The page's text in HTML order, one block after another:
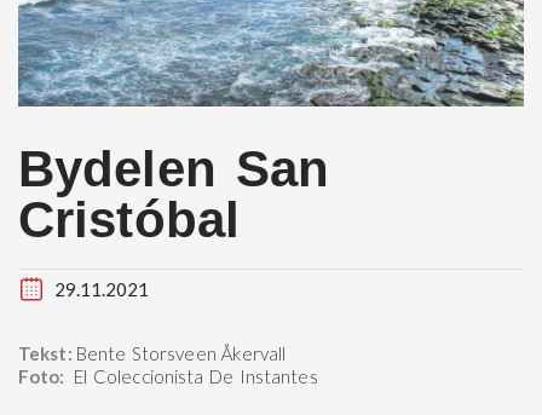
Bydelen San
Cristóbal
29.11.2021
Tekst: Bente Storsveen Åkervall
Foto: El Coleccionista De Instantes